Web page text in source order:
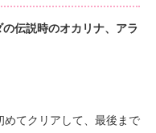
の伝説時のオカリナ、アラ
てクリアして、最後まで